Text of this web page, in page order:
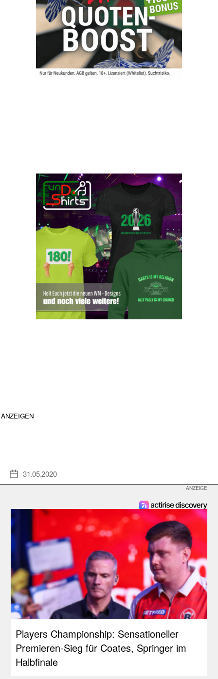
ANZEIGEN
Veröffentlichungsdatum
31.05.2020
Players Championship: Sensationeller
Premieren-Sieg für Coates, Springer im
Halbfinale